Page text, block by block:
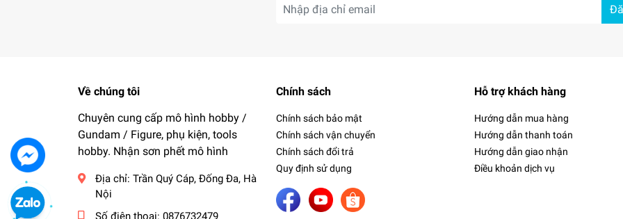
Về chúng tôi
Chuyên cung cấp mô hình hobby /
Gundam / Figure, phụ kiện, tools
hobby. Nhận sơn phết mô hình
Địa chỉ: Trần Quý Cáp, Đống Đa, Hà
Nội
Số điện thoại: 0876732479
Chính sách
Chính sách bảo mật
Chính sách vận chuyển
Chính sách đổi trả
Quy định sử dụng
Hỗ trợ khách hàng
Hướng dẫn mua hàng
Hướng dẫn thanh toán
Hướng dẫn giao nhận
Điều khoản dịch vụ